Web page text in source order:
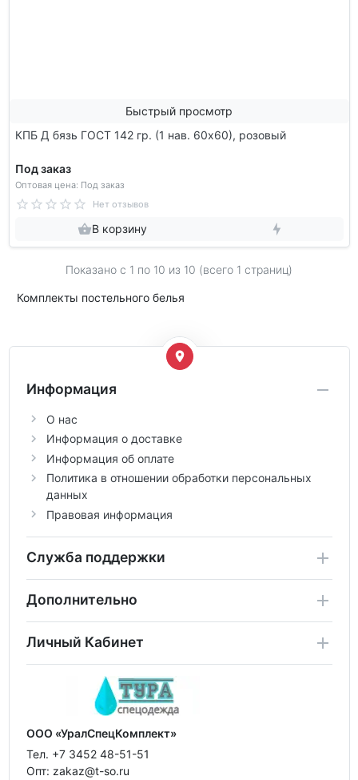
Быстрый просмотр
КПБ Д бязь ГОСТ 142 гр. (1 нав. 60х60), розовый
Под заказ
Оптовая цена: Под заказ
Нет отзывов
В корзину
Показано с 1 по 10 из 10 (всего 1 страниц)
Комплекты постельного белья
Информация
О нас
Информация о доставке
Информация об оплате
Политика в отношении обработки персональных
данных
Правовая информация
Служба поддержки
Дополнительно
Личный Кабинет
ООО «УралСпецКомплект»
Тел. +7 3452 48-51-51
Опт: zakaz@t-so.ru